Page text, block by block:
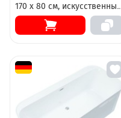
170 х 80 см, искусственный
камень, цвет белый
матовый